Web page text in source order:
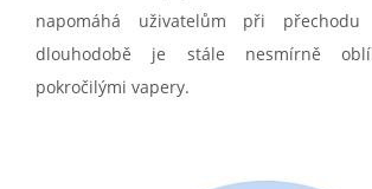
napomáhá uživatelům při
dlouhodobě je stále nesmírně
pokročilými vapery.